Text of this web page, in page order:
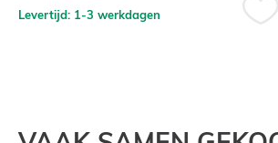
Deze set bestaat uit de volgende
Levertijd: 1-3 werkdagen